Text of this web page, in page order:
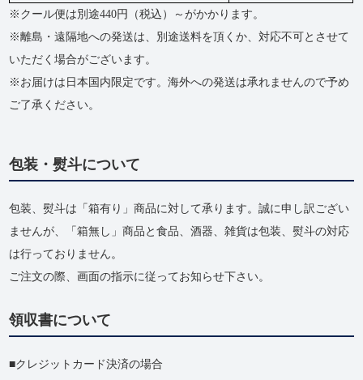
※クール便は別途440円（税込）～がかかります。
※離島・遠隔地への発送は、別途送料を頂くか、対応不可とさせて
いただく場合がございます。
※お届けは日本国内限定です。海外への発送は承れませんので予め
ご了承ください。
包装・熨斗について
包装、熨斗は「箱有り」商品に対して承ります。誠に申し訳ござい
ませんが、「箱無し」商品と食品、酒器、雑貨は包装、熨斗の対応
は行っておりません。
ご注文の際、画面の指示に従ってお知らせ下さい。
領収書について
クレジットカード決済の場合